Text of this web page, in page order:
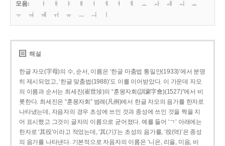
모음:
ㅏ ㅐ ㅑ ㅒ ㅓ ㅔ ㅕ ㅖ ㅗ ㅘ ㅙ ㅚ
ㅛ
ㅜ
ㅝ ㅞ ㅟ ㅠ ㅡ ㅢ
해설
한글 자모(字母)의 수, 순서, 이름은 ‘한글 마춤법 통일안(1933)’에서 분명
히 제시되었고, ‘한글 맞춤법(1988)’도 이를 이어받았다. 이 가운데 자모
의 이름과 순서는 최세진(崔世珍)의 “훈몽자회(訓蒙字會)(1527)”에서 비
롯한다. 최세진은 “훈몽자회” 범례(凡例)에서 한글 자모의 음가를 한자로
나타냈는데, 자음자의 경우 초성에 쓰인 것과 종성에 쓰인 것을 짝을 지
어 표시했고 그것이 글자의 이름으로 굳어졌다. 예를 들어 ‘ㄱ’ 아래에는
한자로 ‘其役’이라고 적었는데, ‘其(기)’는 초성의 음가를, ‘役(역)’은 종성
의 음가를 나타낸다. 기본적으로 자음자의 이름은 ‘니은, 리을, 미음, 비